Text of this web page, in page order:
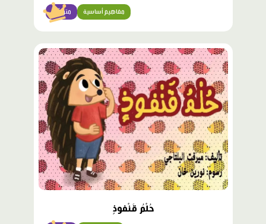
متوسّط مفاهيم أساسية
محتوى
مميّز
حُلْمُ قَنْفوذٍ